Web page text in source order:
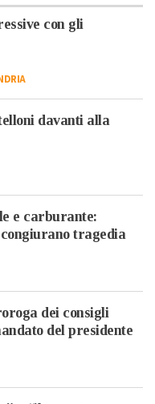
con gli
davanti alla
e carburante:
tragedia
dei consigli
del presidente